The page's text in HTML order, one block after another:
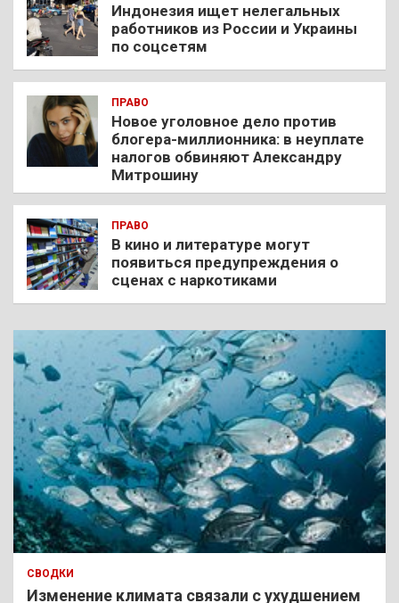
Индонезия ищет нелегальных
работников из России и Украины
по соцсетям
ПРАВО
Новое уголовное дело против
блогера-миллионника: в неуплате
налогов обвиняют Александру
Митрошину
ПРАВО
В кино и литературе могут
появиться предупреждения о
сценах с наркотиками
СВОДКИ
Изменение климата связали с ухудшением